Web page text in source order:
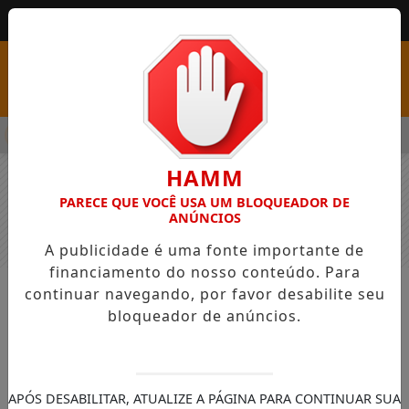
COM VAGAS EM SEIS FUNÇÕES E SALÁRIOS QUE CHEGAM
NOTÍCIAS GERAL
Chuvas, alagamentos e imóveis
HAMM
PARECE QUE VOCÊ USA UM BLOQUEADOR DE
ANÚNCIOS
A publicidade é uma fonte importante de
financiamento do nosso conteúdo. Para
continuar navegando, por favor desabilite seu
bloqueador de anúncios.
APÓS DESABILITAR, ATUALIZE A PÁGINA PARA CONTINUAR SUA